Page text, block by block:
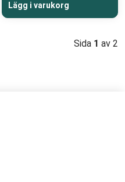
Lägg i varukorg
Sida 1 av 2